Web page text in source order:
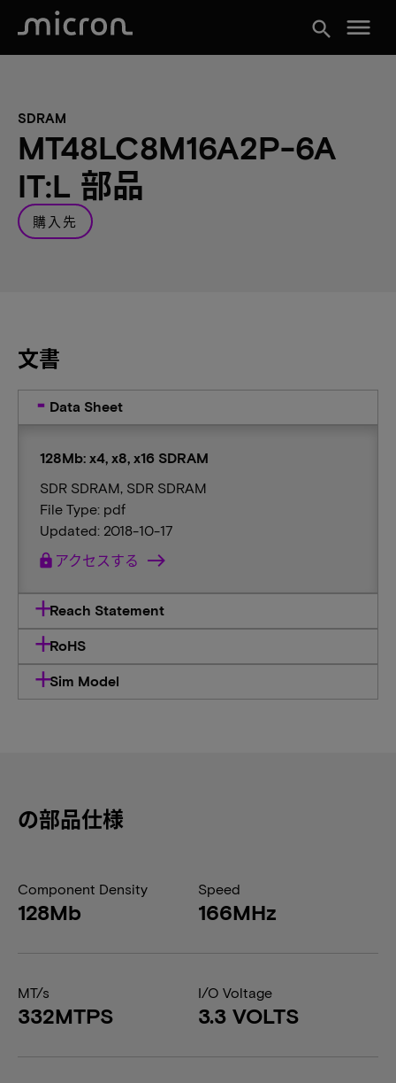
search menu
SDRAM
MT48LC8M16A2P-6A
IT:L 部品
購入先
文書
Data Sheet
128Mb: x4, x8, x16 SDRAM
SDR SDRAM, SDR SDRAM
File Type: pdf
Updated: 2018-10-17
lock アクセスする
Reach Statement
RoHS
Sim Model
の部品仕様
Component Density
128Mb
Speed
166MHz
MT/s
332MTPS
I/O Voltage
3.3 VOLTS